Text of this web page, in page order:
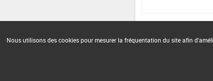
Nous utilisons des cookies pour mesurer la fréquentation du site afin